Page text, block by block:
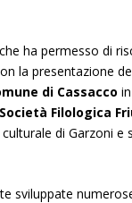
ha permesso di
la presentazione
di Cassacco
Società Filologica
di Garzoni
sviluppate